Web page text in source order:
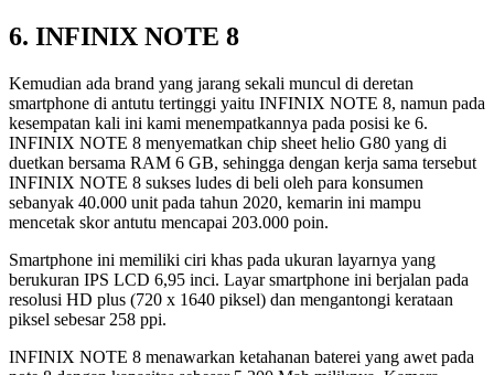
6. INFINIX NOTE 8
Kemudian ada brand yang jarang sekali muncul di deretan
smartphone di antutu tertinggi yaitu INFINIX NOTE 8, namun pada
kesempatan kali ini kami menempatkannya pada posisi ke 6.
INFINIX NOTE 8 menyematkan chip sheet helio G80 yang di
duetkan bersama RAM 6 GB, sehingga dengan kerja sama tersebut
INFINIX NOTE 8 sukses ludes di beli oleh para konsumen
sebanyak 40.000 unit pada tahun 2020, kemarin ini mampu
mencetak skor antutu mencapai 203.000 poin.
Smartphone ini memiliki ciri khas pada ukuran layarnya yang
berukuran IPS LCD 6,95 inci. Layar smartphone ini berjalan pada
resolusi HD plus (720 x 1640 piksel) dan mengantongi kerataan
piksel sebesar 258 ppi.
INFINIX NOTE 8 menawarkan ketahanan baterei yang awet pada